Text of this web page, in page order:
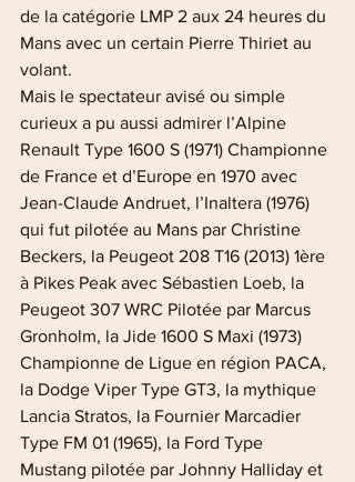
de la catégorie LMP 2 aux 24 heures du
Mans avec un certain Pierre Thiriet au
volant.
Mais le spectateur avisé ou simple
curieux a pu aussi admirer l’Alpine
Renault Type 1600 S (1971) Championne
de France et d’Europe en 1970 avec
Jean-Claude Andruet, l’Inaltera (1976)
qui fut pilotée au Mans par Christine
Beckers, la Peugeot 208 T16 (2013) 1ère
à Pikes Peak avec Sébastien Loeb, la
Peugeot 307 WRC Pilotée par Marcus
Gronholm, la Jide 1600 S Maxi (1973)
Championne de Ligue en région PACA,
la Dodge Viper Type GT3, la mythique
Lancia Stratos, la Fournier Marcadier
Type FM 01 (1965), la Ford Type
Mustang pilotée par Johnny Halliday et